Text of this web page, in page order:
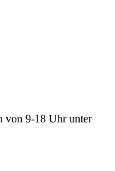
von 9-18 Uhr unter